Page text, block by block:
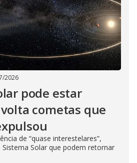
2026
pode estar
cometas que
de “quase interestelares”,
Solar que podem retornar